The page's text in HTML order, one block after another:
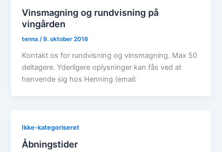
Vinsmagning og rundvisning på
vingården
tenna/9. oktober 2016
Kontakt os for rundvisning og vinsmagning. Max 50
deltagere. Yderligere oplysninger kan fås ved at
henvende sig hos Henning (email:
Ikke-kategoriseret
Åbningstider